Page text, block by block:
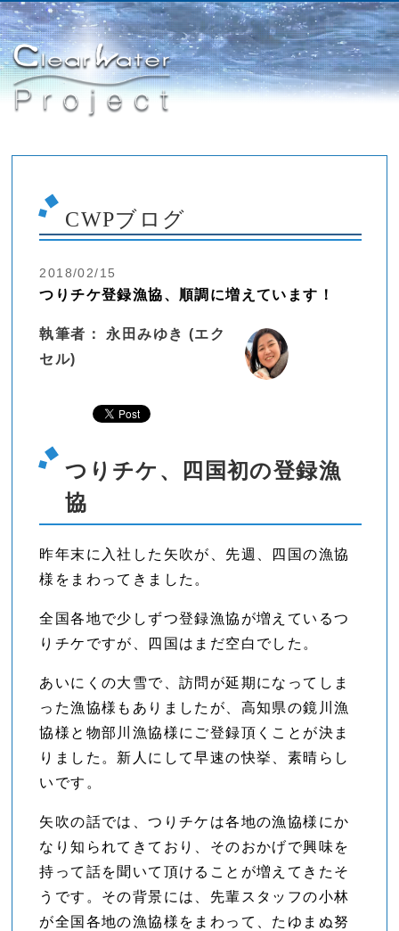
CWPブログ
2018/02/15
つりチケ登録漁協、順調に増えています！
執筆者： 永田みゆき (エク
セル)
つりチケ、四国初の登録漁
協
昨年末に入社した矢吹が、先週、四国の漁協
様をまわってきました。
全国各地で少しずつ登録漁協が増えているつ
りチケですが、四国はまだ空白でした。
あいにくの大雪で、訪問が延期になってしま
った漁協様もありましたが、高知県の鏡川漁
協様と物部川漁協様にご登録頂くことが決ま
りました。新人にして早速の快挙、素晴らし
いです。
矢吹の話では、つりチケは各地の漁協様にか
なり知られてきており、そのおかげで興味を
持って話を聞いて頂けることが増えてきたそ
うです。その背景には、先輩スタッフの小林
が全国各地の漁協様をまわって、たゆまぬ努